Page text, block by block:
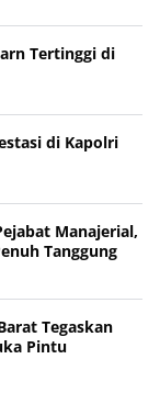
Tertinggi di
di Kapolri
Manajerial,
Tanggung
Tegaskan
Pintu